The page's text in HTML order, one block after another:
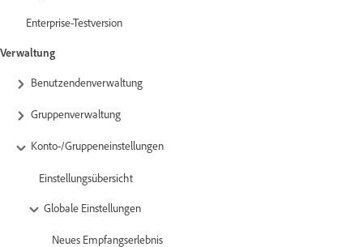
Enterprise-Testversion
Verwaltung
Benutzendenverwaltung
Gruppenverwaltung
Konto-/Gruppeneinstellungen
Einstellungsübersicht
Globale Einstellungen
Neues Empfangserlebnis